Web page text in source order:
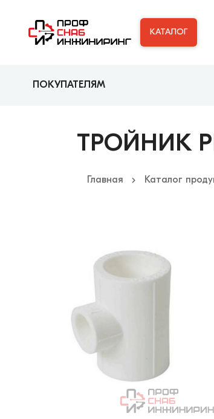
КАТАЛОГ
ПОКУПАТЕЛЯМ
Главная Каталог
ТРОЙНИК